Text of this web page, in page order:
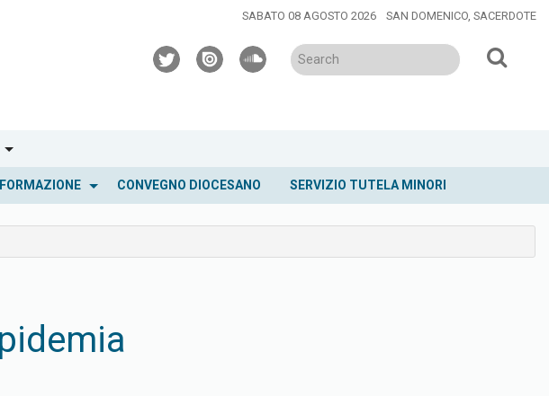
SABATO 08 AGOSTO 2026 SAN DOMENICO, SACERDOTE
twitterissuusoundcloud
FORMAZIONE CONVEGNO DIOCESANO SERVIZIO TUTELA MINORI